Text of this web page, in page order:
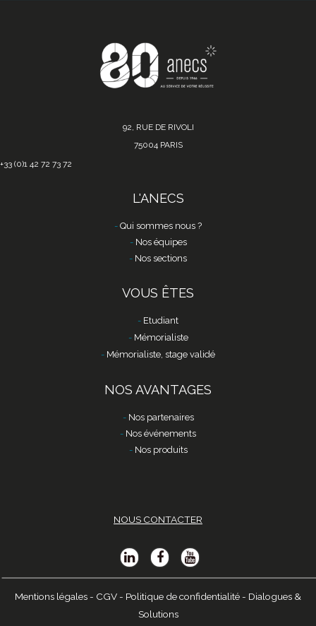
92, RUE DE RIVOLI
75004 PARIS
+33 (0)1 42 72 73 72
L'ANECS
Qui sommes nous ?
Nos équipes
Nos sections
VOUS ÊTES
Etudiant
Mémorialiste
Mémorialiste, stage validé
NOS AVANTAGES
Nos partenaires
Nos événements
Nos produits
NOUS CONTACTER
Mentions légales - CGV - Politique de confidentialité - Dialogues &
Solutions